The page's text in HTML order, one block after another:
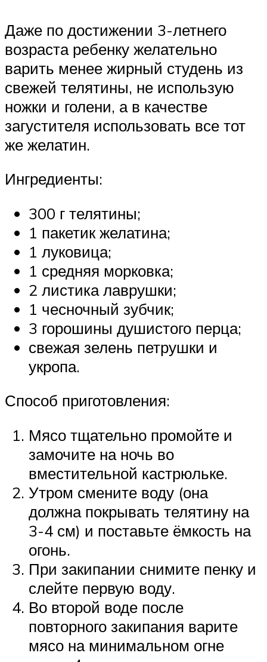
Даже по достижении 3-летнего
возраста ребенку желательно
варить менее жирный студень из
свежей телятины, не использую
ножки и голени, а в качестве
загустителя использовать все тот
же желатин.
Ингредиенты:
300 г телятины;
1 пакетик желатина;
1 луковица;
1 средняя морковка;
2 листика лаврушки;
1 чесночный зубчик;
3 горошины душистого перца;
свежая зелень петрушки и
укропа.
Способ приготовления:
Мясо тщательно промойте и
замочите на ночь во
вместительной кастрюльке.
Утром смените воду (она
должна покрывать телятину на
3-4 см) и поставьте ёмкость на
огонь.
При закипании снимите пенку и
слейте первую воду.
Во второй воде после
повторного закипания варите
мясо на минимальном огне